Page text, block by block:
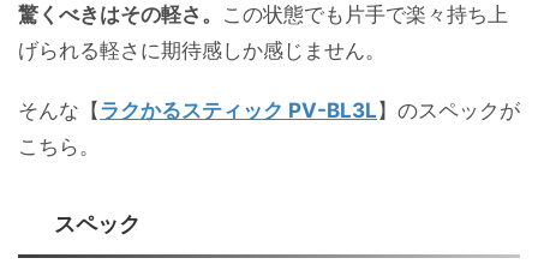
驚くべきはその軽さ。 この状態でも片手で楽々持ち上
げられる軽さに期待感しか感じません。
そんな【ラクかるスティック PV-BL3L】のスペックが
こちら。
スペック